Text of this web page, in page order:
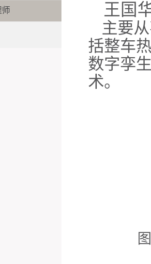
师 王国
主要
括整车
数字孪
术。
图